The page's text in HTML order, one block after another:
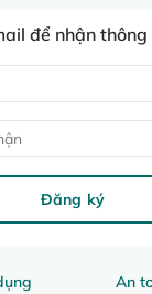
An
để nhận thông
Đăng ký